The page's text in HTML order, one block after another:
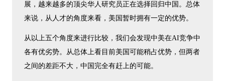
展，越来越多的顶尖华人研究员正在选择回归中国。总体
来说，从人才的角度来看，美国暂时拥有一定的优势。
从以上五个角度来进行比较，我们会发现中美在AI竞争中
各有优劣势。从总体上看目前美国可能稍占优势，但两者
之间的差距不大，中国完全有赶上的可能。